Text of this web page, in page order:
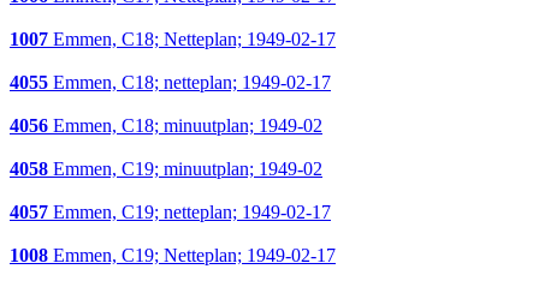
1007 Emmen, C18; Netteplan; 1949-02-17
4055 Emmen, C18; netteplan; 1949-02-17
4056 Emmen, C18; minuutplan; 1949-02
4058 Emmen, C19; minuutplan; 1949-02
4057 Emmen, C19; netteplan; 1949-02-17
1008 Emmen, C19; Netteplan; 1949-02-17